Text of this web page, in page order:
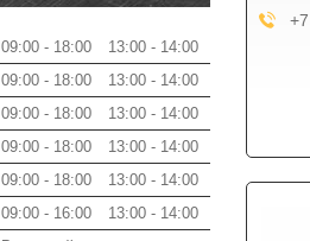
09:00 18:00 13:00
14:00
09:00 18:00 13:00
14:00
09:00 18:00 13:00
14:00
09:00 18:00 13:00
14:00
09:00 18:00 13:00
14:00
09:00 16:00 13:00
14:00